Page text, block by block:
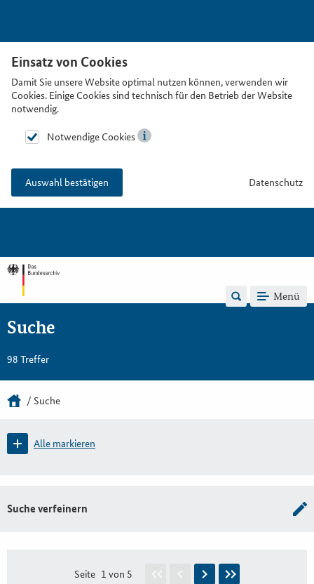
Einsatz von Cookies
Damit Sie unsere Website optimal nutzen können, verwenden wir
Cookies. Einige Cookies sind technisch für den Betrieb der Website
notwendig.
Notwendige Cookies
Auswahl bestätigen Datenschutz
Menü
Suche
98 Treffer
Suche
Alle markieren
Suche verfeinern
Seite 1 von 5